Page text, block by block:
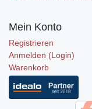
Mein Konto
Registrieren
Anmelden (Login)
Warenkorb